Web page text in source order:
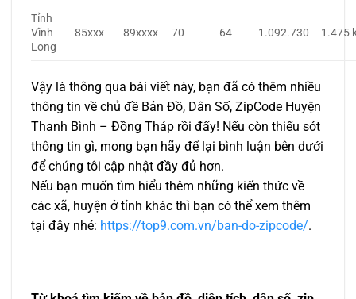
Tỉnh
Vĩnh
Long
85xxx 89xxxx 70 64 1.092.730 1.475
Vậy là thông qua bài viết này, bạn đã có thêm nhiều
thông tin về chủ đề Bản Đồ, Dân Số, ZipCode Huyện
Thanh Bình – Đồng Tháp rồi đấy! Nếu còn thiếu sót
thông tin gì, mong bạn hãy để lại bình luận bên dưới
để chúng tôi cập nhật đầy đủ hơn.
Nếu bạn muốn tìm hiểu thêm những kiến thức về
các xã, huyện ở tỉnh khác thì bạn có thể xem thêm
tại đây nhé: https://top9.com.vn/ban-do-zipcode/.